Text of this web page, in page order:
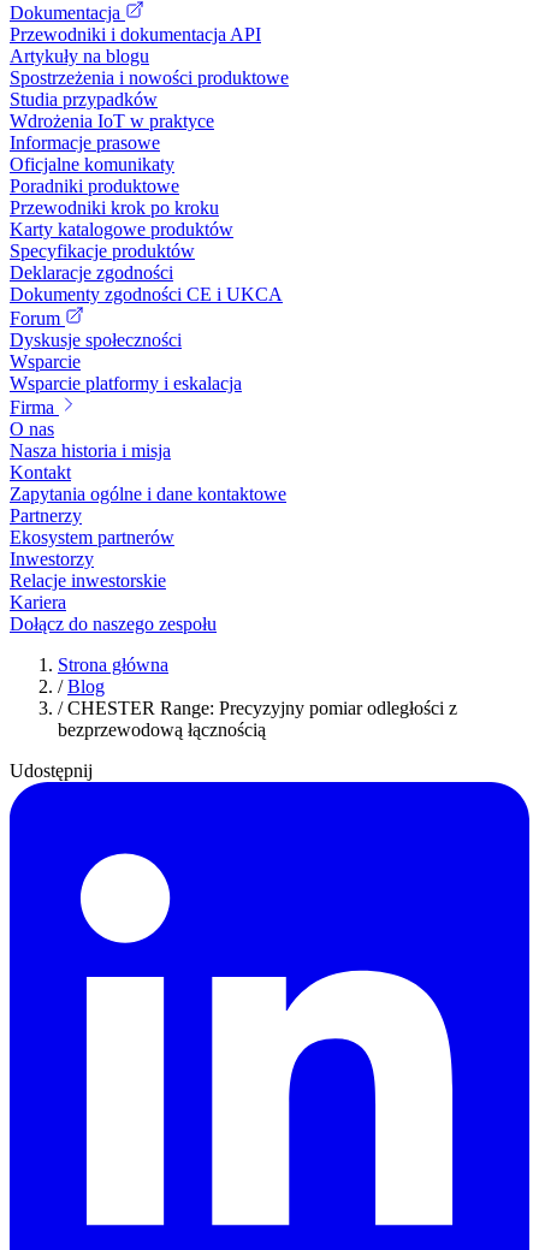
Dokumentacja
Przewodniki i dokumentacja API
Artykuły na blogu
Spostrzeżenia i nowości produktowe
Studia przypadków
Wdrożenia IoT w praktyce
Informacje prasowe
Oficjalne komunikaty
Poradniki produktowe
Przewodniki krok po kroku
Karty katalogowe produktów
Specyfikacje produktów
Deklaracje zgodności
Dokumenty zgodności CE i UKCA
Forum
Dyskusje społeczności
Wsparcie
Wsparcie platformy i eskalacja
Firma
O nas
Nasza historia i misja
Kontakt
Zapytania ogólne i dane kontaktowe
Partnerzy
Ekosystem partnerów
Inwestorzy
Relacje inwestorskie
Kariera
Dołącz do naszego zespołu
Strona główna
/ Blog
/ CHESTER Range: Precyzyjny pomiar odległości z
bezprzewodową łącznością
Udostępnij